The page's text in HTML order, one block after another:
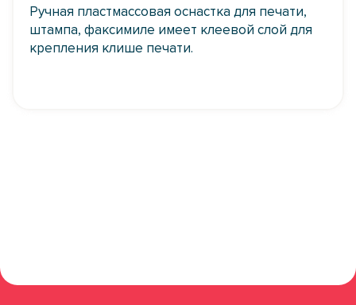
Ручная пластмассовая оснастка для печати,
штампа, факсимиле имеет клеевой слой для
крепления клише печати.